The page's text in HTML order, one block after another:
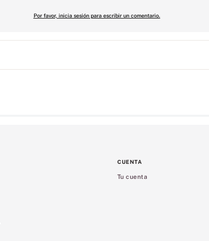
Por favor, inicia sesión para escribir un comentario.
CUENTA
Tu cuenta